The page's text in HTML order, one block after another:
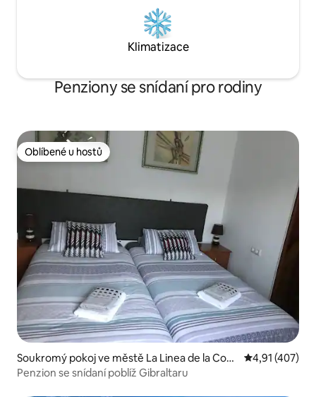
Klimatizace
Penziony se snídaní pro rodiny
Oblíbené u hostů
Oblíbené u hostů
Soukromý pokoj ve městě La Linea de la Conc
epción
Průměrné
4,91 (407)
Penzion se snídaní poblíž Gibraltaru